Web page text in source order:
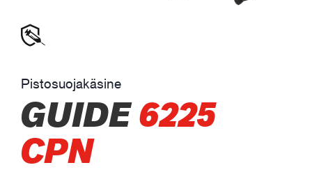
Pistosuojakäsine
GUIDE6225
CPN